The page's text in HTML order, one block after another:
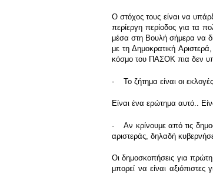
Ο στόχος τους είναι να
περίεργη περίοδος για τα
μέσα στη Βουλή σήμερα να
με τη Δημοκρατική
κόσμο του ΠΑΣΟΚ πια δεν
- Το ζήτημα είναι οι
Είναι ένα ερώτημα αυτό..
- Αν κρίνουμε από τις
αριστεράς, δηλαδή
Οι δημοσκοπήσεις για
μπορεί να είναι